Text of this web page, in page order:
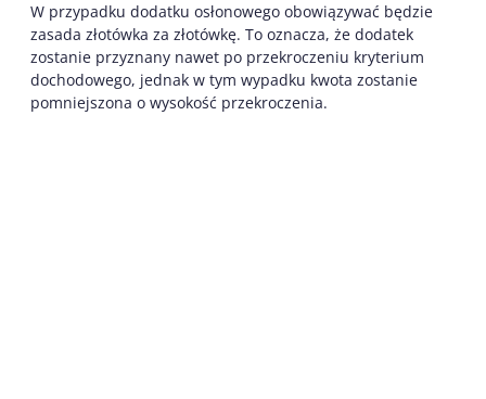
W przypadku dodatku osłonowego obowiązywać będzie
zasada złotówka za złotówkę. To oznacza, że dodatek
zostanie przyznany nawet po przekroczeniu kryterium
dochodowego, jednak w tym wypadku kwota zostanie
pomniejszona o wysokość przekroczenia.